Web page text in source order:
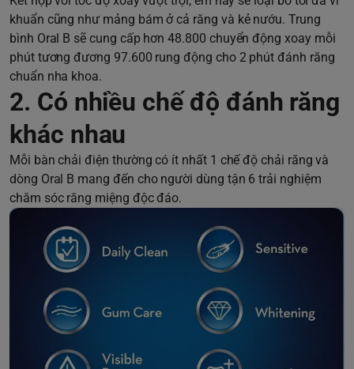
khuẩn cũng như mảng bám ở cả răng và kẻ nướu. Trung
bình Oral B sẽ cung cấp hơn 48.800 chuyển động xoay mỗi
phút tương đương 97.600 rung động cho 2 phút đánh răng
chuẩn nha khoa.
2. Có nhiều chế độ đánh răng
khác nhau
Mỗi bàn chải điện thường có ít nhất 1 chế độ chải răng và
dòng Oral B mang đến cho người dùng tận 6 trải nghiệm
chăm sóc răng miệng độc đáo.